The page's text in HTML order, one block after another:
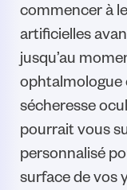
commencer à
artificielles
jusqu’au
ophtalmologue
sécheresse
pourrait vous
personnalisé
surface de vos